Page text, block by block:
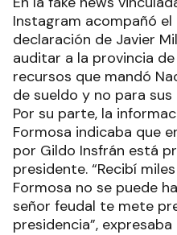
provincias como
embargo, se supo que
y que las provincias del
estarían por ser
Desde la provincia
Quintela se encargaron
posteo correspondía a
su parte, la provincia
realizó ningún
la información, sin
aseguraron que
por esa situación.